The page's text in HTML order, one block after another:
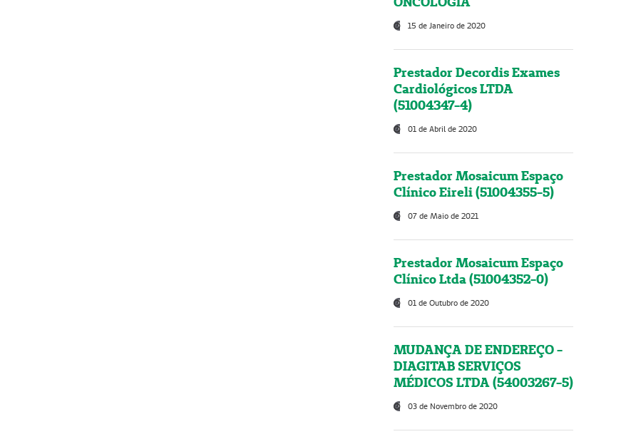
15 de Janeiro de 2020
Prestador Decordis Exames
Cardiológicos LTDA
(51004347-4)
01 de Abril de 2020
Prestador Mosaicum Espaço
Clínico Eireli (51004355-5)
07 de Maio de 2021
Prestador Mosaicum Espaço
Clínico Ltda (51004352-0)
01 de Outubro de 2020
MUDANÇA DE ENDEREÇO -
DIAGITAB SERVIÇOS
MÉDICOS LTDA (54003267-5)
03 de Novembro de 2020